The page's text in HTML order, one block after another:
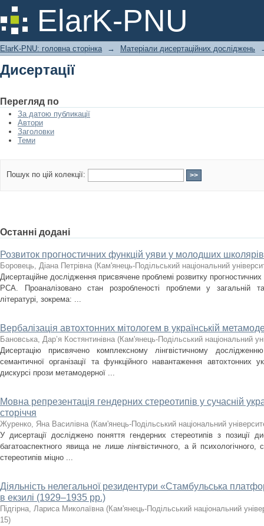
ElarK-PNU
Дисертації
ElarK-PNU: головна сторінка → Матеріали дисертаційних досліджень
Дисертації
Перегляд по
За датою публикації
Автори
Заголовки
Теми
Пошук по цій колекції:
Останні додані
Розвиток прогностичних функцій уяви у молодших
Боровець, Діана Петрівна (Кам'янець-Подільський національний
Дисертаційне дослідження присвячене проблемі розвитку
РСА. Проаналізовано стан розробленості проблеми у загальній та
літературі, зокрема: ...
Вербалізація автохтонних мітологем в українській
Бановська, Дар’я Костянтинівна (Кам'янець-Подільський національний
Дисертацію присвячено комплексному лінгвістичному дослідженню
семантичної організації та функційного навантаження автохтонних
дискурсі прози метамодерної ...
Мовна репрезентація гендерних стереотипів у сучасній
сторіччя
Журенко, Яна Василівна (Кам'янець-Подільський національний
У дисертації досліджено поняття гендерних стереотипів з позиції
багатоаспектного явища не лише лінгвістичного, а й психологічного,
стереотипів міцно ...
Діяльність нелегальної резидентури «Стамбульська
в екзилі (1929–1935 рр.)
Підгірна, Лариса Миколаївна (Кам'янець-Подільський національний
15)